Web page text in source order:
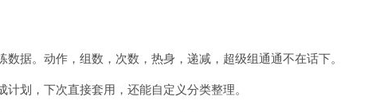
数据。动作，组数，次数，热身，递减，超级组通通不在话下。
划，下次直接套用，还能自定义分类整理。